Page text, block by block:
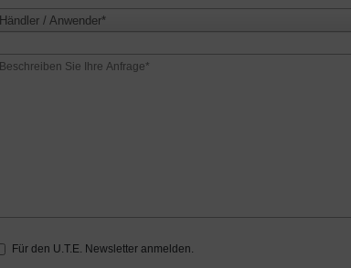
Händler / Anwender*
Für den U.T.E. Newsletter anmelden.